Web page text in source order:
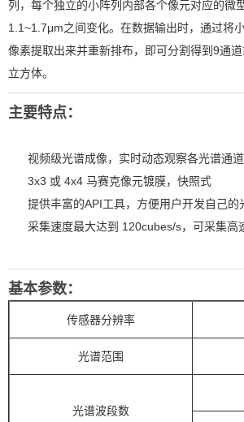
列，每个独立的小阵列内部各个像元对应的微
1.1~1.7μm之间变化。在数据输出时，通过将
像素提取出来并重新排布，即可分割得到9通
立方体。
主要特点：
视频级光谱成像，实时动态观察各光谱通
3x3 或 4x4 马赛克像元镀膜，快照式
提供丰富的API工具，方便用户开发自己的
采集速度最大达到 120cubes/s，可采集高
基本参数：
传感器分辨率
光谱范围
光谱波段数